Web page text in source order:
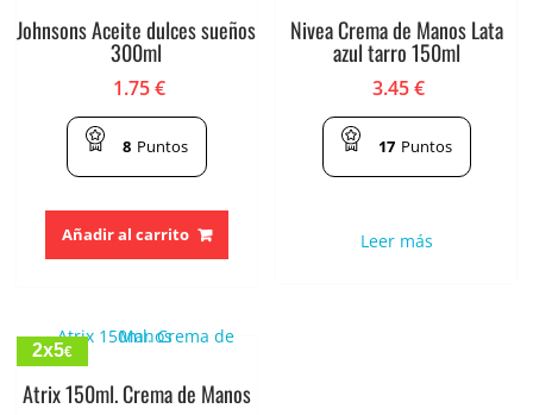
Johnsons Aceite dulces sueños
300ml
1.75€
8 Puntos
Añadir al carrito
Nivea Crema de Manos Lata
azul tarro 150ml
3.45€
17 Puntos
Leer más
2x5€
Atrix 150ml. Crema de Manos